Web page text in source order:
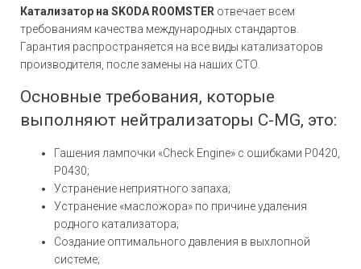
Катализатор на SKODA ROOMSTER отвечает всем
требованиям качества международных стандартов.
Гарантия распространяется на все виды катализаторов
производителя, после замены на наших СТО.
Основные требования, которые
выполняют нейтрализаторы C-MG, это:
Гашения лампочки «Check Engine» с ошибками Р0420,
Р0430;
Устранение неприятного запаха;
Устранение «масложора» по причине удаления
родного катализатора;
Создание оптимального давления в выхлопной
системе;